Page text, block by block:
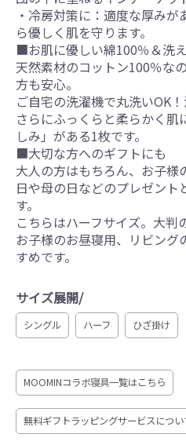
・冷房対策に：適度な厚み
ら優しく肌を守ります。
■お肌に優しい綿100％＆洗
天然素材のコットン100％な
方も安心。
ご自宅の洗濯機で丸洗いOK
さらにふっくらと柔らかく肌
しみ」がある1枚です。
■大切な方へのギフトにも
大人の方はもちろん、お子
日や母の日などのプレゼント
す。
こちらはハーフサイズ。大判
お子様のお昼寝用、リビング
すめです。
サイズ展開/
シングル ハーフ ひざ掛け
MOOMINコラボ寝具一覧はこちら
無料ギフトラッピングサービスにつ